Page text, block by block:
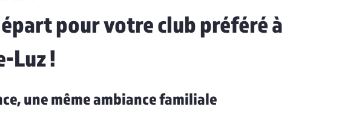
pour votre club préféré à
Luz !
une même ambiance familiale